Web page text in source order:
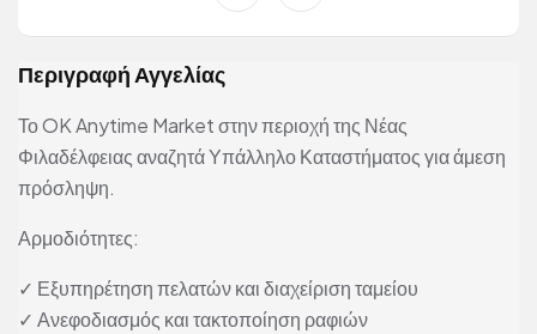
Περιγραφή Αγγελίας
Το OK Anytime Market στην περιοχή της Νέας
Φιλαδέλφειας αναζητά Υπάλληλο Καταστήματος για άμεση
πρόσληψη.
Αρμοδιότητες:
✓ Εξυπηρέτηση πελατών και διαχείριση ταμείου
✓ Ανεφοδιασμός και τακτοποίηση ραφιών